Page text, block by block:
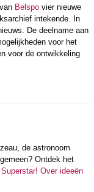
Belspovier nieuwe
intekende. In
De deelname aan
voor het
voor de ontwikkeling
de astronoom
Ontdek het
Superstar! Over ideeën